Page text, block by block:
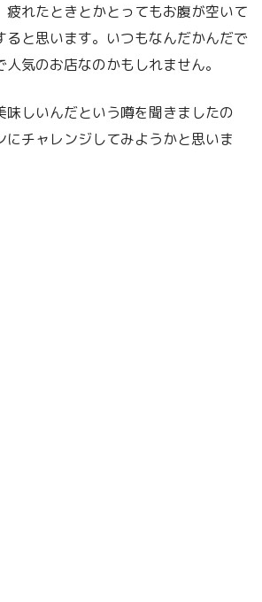
疲れたときとかとってもお腹が空いて
ると思います。いつもなんだかんだで
気のお店なのかもしれません。
味しいんだという噂を聞きましたの
にチャレンジしてみようかと思いま